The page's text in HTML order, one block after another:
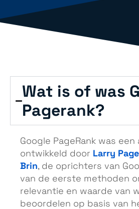
Wat is of was
Pagerank?
Google PageRank was
ontwikkeld door Larry Page
Brin, de oprichters van
van de eerste methoden
relevantie en waarde van
beoordelen op basis van